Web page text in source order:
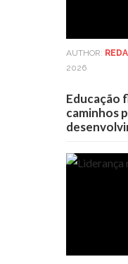
AUTHOR:
2026
Educação
caminhos